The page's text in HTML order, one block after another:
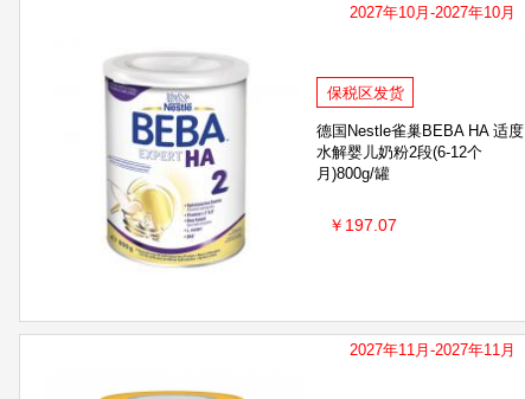
2027年10月-2027年10月
保税区发货
德国Nestle雀巢BEBA HA 适度
水解婴儿奶粉2段(6-12个
月)800g/罐
￥197.07
2027年11月-2027年11月